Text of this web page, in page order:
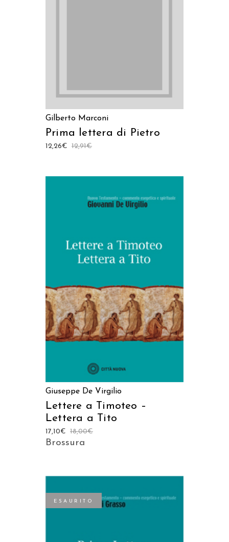
Gilberto Marconi
Prima lettera di Pietro
12,91€
12,26€
Giuseppe De Virgilio
Lettere a Timoteo –
Lettera a Tito
18,00€
17,10€
Brossura
ESAURITO